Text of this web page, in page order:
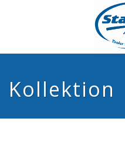
Kollektion